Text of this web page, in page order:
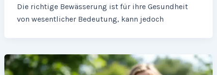
Die richtige Bewässerung ist für ihre Gesundheit
von wesentlicher Bedeutung, kann jedoch